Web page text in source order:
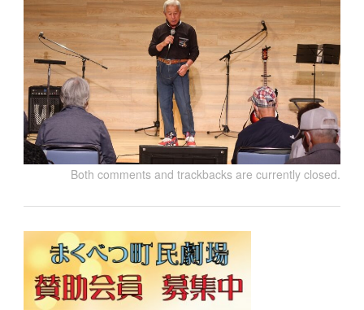
Both comments and trackbacks are currently closed.